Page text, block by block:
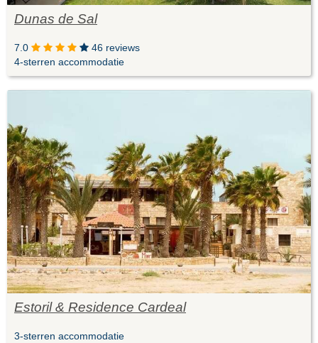
Dunas de Sal
7.0
46 reviews
4-sterren accommodatie
Estoril & Residence Cardeal
3-sterren accommodatie